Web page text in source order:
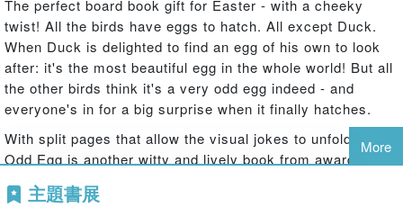
The perfect board book gift for Easter - with a cheeky
twist! All the birds have eggs to hatch. All except Duck.
When Duck is delighted to find an egg of his own to look
after: it's the most beautiful egg in the whole world! But all
the other birds think it's a very odd egg indeed - and
everyone's in for a big surprise when it finally hatches.
With split pages that allow the visual jokes to unfold, The
Odd Egg is another witty and lively book from award-
More
主題書展